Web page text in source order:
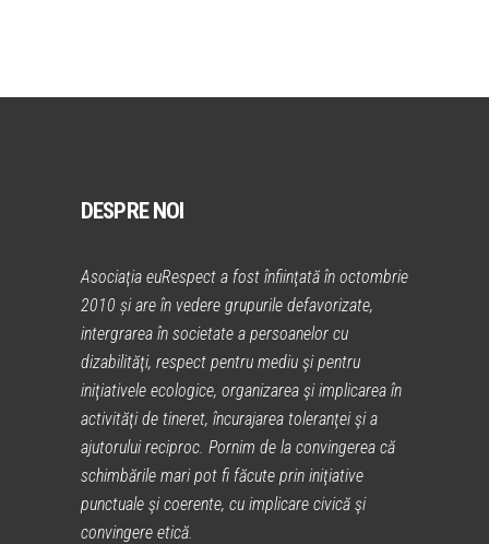
DESPRE NOI
Asociaţia euRespect a fost înfiinţată în octombrie
2010 și are în vedere grupurile defavorizate,
intergrarea în societate a persoanelor cu
dizabilităţi, respect pentru mediu şi pentru
iniţiativele ecologice, organizarea şi implicarea în
activităţi de tineret, încurajarea toleranţei şi a
ajutorului reciproc. Pornim de la convingerea că
schimbările mari pot fi făcute prin iniţiative
punctuale şi coerente, cu implicare civică şi
convingere etică.